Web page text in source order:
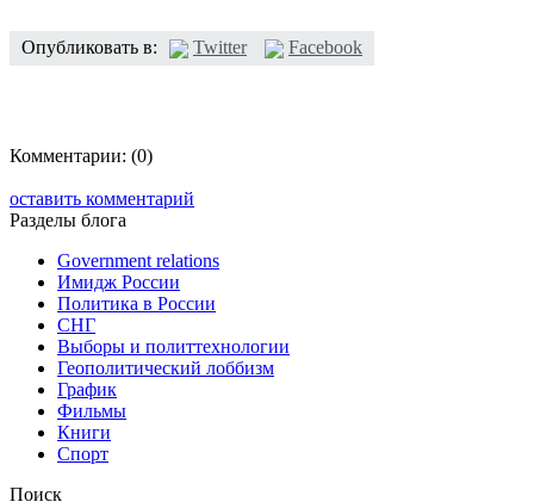
Опубликовать в: Twitter Facebook
Комментарии: (0)
оставить комментарий
Разделы блога
Government relations
Имидж России
Политика в России
СНГ
Выборы и политтехнологии
Геополитический лоббизм
График
Фильмы
Книги
Спорт
Поиск